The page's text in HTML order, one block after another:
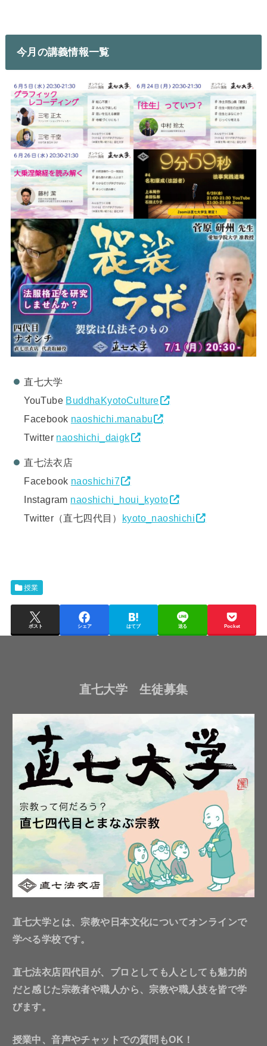
今月の講義情報一覧
直七大学
YouTube BuddhaKyotoCulture
Facebook naoshichi.manabu
Twitter naoshichi_daigk
直七法衣店
Facebook naoshichi7
Instagram naoshichi_houi_kyoto
Twitter（直七四代目） kyoto_naoshichi
授業
ポスト シェア はてブ 送る Pocket
直七大学 生徒募集
直七大学とは、宗教や日本文化についてオンラインで
学べる学校です。
直七法衣店四代目が、プロとしても人としても魅力的
だと感じた宗教者や職人から、宗教や職人技を皆で学
びます。
授業中、音声やチャットでの質問もOK！